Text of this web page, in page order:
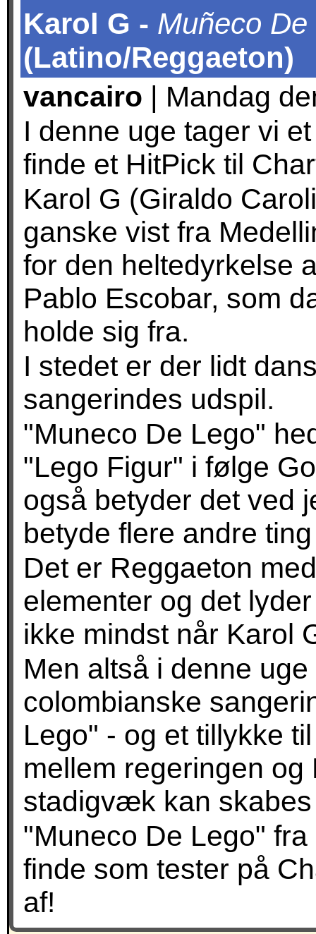
Karol G - Muñeco De
(Latino/Reggaeton)
vancairo | Mandag
I denne uge tager vi
finde et HitPick til
Karol G (Giraldo
ganske vist fra
for den heltedyrkelse
Pablo Escobar, som
holde sig fra.
I stedet er der lidt
sangerindes udspil.
"Muneco De Lego"
"Lego Figur" i følge
også betyder det ved
betyde flere andre
Det er Reggaeton
elementer og det
ikke mindst når Karol
Men altså i denne
colombianske
Lego" - og et tillykke
mellem regeringen
stadigvæk kan
"Muneco De Lego"
finde som tester på
af!